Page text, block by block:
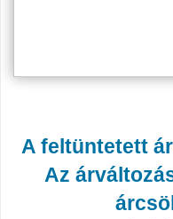
A feltüntetett
Az